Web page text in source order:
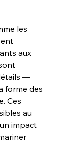
les
aux
—
forme des
Ces
au
impact